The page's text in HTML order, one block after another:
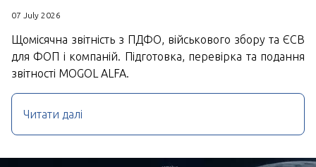
07 July 2026
Щомісячна звітність з ПДФО, військового збору та ЄСВ
для ФОП і компаній. Підготовка, перевірка та подання
звітності MOGOL ALFA.
Читати далі